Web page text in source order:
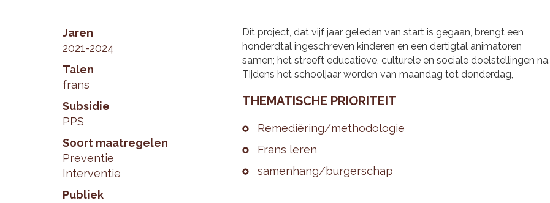
Jaren
2021-2024
Talen
frans
Subsidie
PPS
Soort maatregelen
Preventie
Interventie
Publiek
Dit project, dat vijf jaar geleden van start is gegaan, brengt een
honderdtal ingeschreven kinderen en een dertigtal animatoren
samen; het streeft educatieve, culturele en sociale doelstellingen na.
Tijdens het schooljaar worden van maandag tot donderdag,
THE­MA­TI­SCHE PRI­O­RI­TEIT
Re­me­diëring/me­tho­do­lo­gie
Frans leren
sa­men­hang/bur­ger­schap